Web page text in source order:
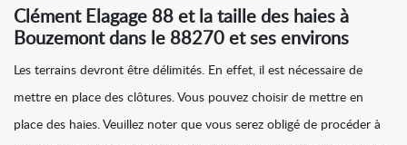
Clément Elagage 88 et la taille des haies à
Bouzemont dans le 88270 et ses environs
Les terrains devront être délimités. En effet, il est nécessaire de
mettre en place des clôtures. Vous pouvez choisir de mettre en
place des haies. Veuillez noter que vous serez obligé de procéder à